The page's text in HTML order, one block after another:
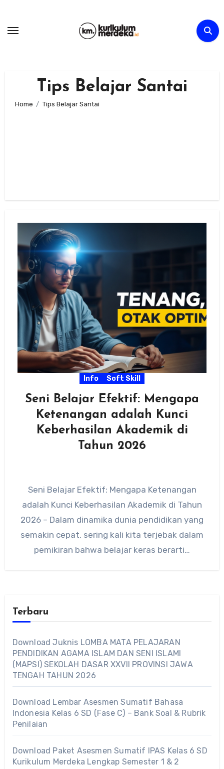
content
Tips Belajar Santai
Home Tips Belajar Santai
Info Soft Skill
Seni Belajar Efektif: Mengapa
Ketenangan adalah Kunci
Keberhasilan Akademik di
Tahun 2026
Seni Belajar Efektif: Mengapa Ketenangan
adalah Kunci Keberhasilan Akademik di Tahun
2026 – Dalam dinamika dunia pendidikan yang
semakin cepat, sering kali kita terjebak dalam
pemikiran bahwa belajar keras berarti…
Terbaru
Download Juknis LOMBA MATA PELAJARAN
PENDIDIKAN AGAMA ISLAM DAN SENI ISLAMI
(MAPSI) SEKOLAH DASAR XXVII PROVINSI JAWA
TENGAH TAHUN 2026
Download Lembar Asesmen Sumatif Bahasa
Indonesia Kelas 6 SD (Fase C) – Bank Soal & Rubrik
Penilaian
Download Paket Asesmen Sumatif IPAS Kelas 6 SD
Kurikulum Merdeka Lengkap Semester 1 & 2